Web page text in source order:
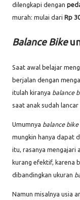
dilengkapi dengan
murah: mulai dari Rp
Balance Bike
Saat awal belajar
berjalan dengan
itulah kiranya balance
saat anak sudah
Umumnya balance bike
mungkin hanya dapat
itu, rasanya mengajari
kurang efektif, karena
dibandingkan ukuran
Namun misalnya usia